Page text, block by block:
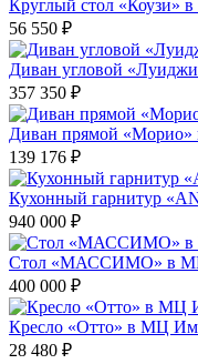
Круглый стол «Коузи»
56 550 ₽
Диван угловой
357 350 ₽
Диван прямой
139 176 ₽
Кухонный гарнитур
940 000 ₽
Стол «МАССИМО» в
400 000 ₽
Кресло «Отто» в МЦ
28 480 ₽